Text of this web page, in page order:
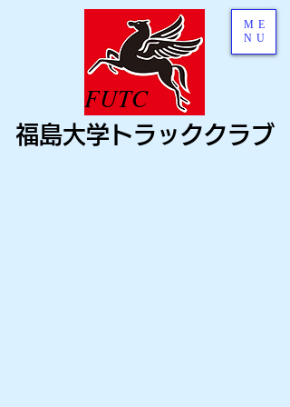
福島大学トラッククラブ
FUTC
ME
NU